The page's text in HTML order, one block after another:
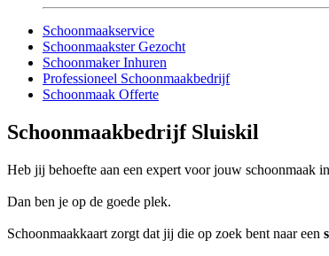
Schoonmaakservice
Schoonmaakster Gezocht
Schoonmaker Inhuren
Professioneel Schoonmaakbedrijf
Schoonmaak Offerte
Schoonmaakbedrijf Sluiskil
Heb jij behoefte aan een expert voor jouw schoonmaak
Dan ben je op de goede plek.
Schoonmaakkaart zorgt dat jij die op zoek bent naar een